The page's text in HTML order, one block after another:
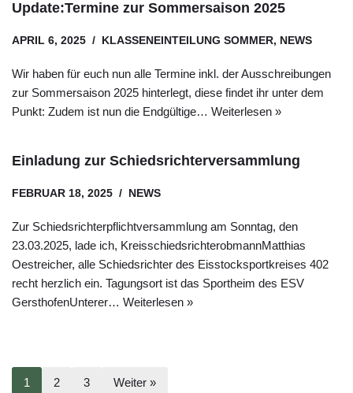
Update:Termine zur Sommersaison 2025
APRIL 6, 2025 KLASSENEINTEILUNG SOMMER, NEWS
Wir haben für euch nun alle Termine inkl. der Ausschreibungen
zur Sommersaison 2025 hinterlegt, diese findet ihr unter dem
Punkt: Zudem ist nun die Endgültige… Weiterlesen »
Einladung zur Schiedsrichterversammlung
FEBRUAR 18, 2025 NEWS
Zur Schiedsrichterpflichtversammlung am Sonntag, den
23.03.2025, lade ich, KreisschiedsrichterobmannMatthias
Oestreicher, alle Schiedsrichter des Eisstocksportkreises 402
recht herzlich ein. Tagungsort ist das Sportheim des ESV
GersthofenUnterer… Weiterlesen »
1 2 3 Weiter »